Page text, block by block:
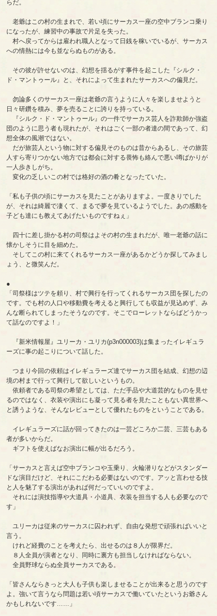
らだ。
老爺はこの村の生まれで、若い頃にサーカス一座の空中ブランコ乗り
になったが、練習中の事故で片足を失った。
村へ戻ってからは雇われ職人となって日銭を稼いでいるが、サーカス
への情熱には今も並ならぬものがある。
その彼が許せないのは、幻想を揺るがす事件を起こした『シルク・
ド・マントゥール』と、それによって生まれたサーカスへの偏見だ。
勿論多くのサーカス一座は老爺の言うように人々を楽しませようと
日々研鑽を積み、夢を売ることに誇りを持っている。
『シルク・ド・マントゥール』の一件でサーカス芸人を詐欺師か強盗
団のように思う者も現れたが、それはごく一部の者達の間であって、幻
想全体の風潮ではない。
だが旅芸人という物に対する偏見そのものは昔からあるし、その旅芸
人すら寄りつかない地方では都会に対する畏怖も絡んで悪い噂ばかりが
一人歩きしがち。
変化の乏しいこの村では格好の酒の肴となったていた。
「私も子供の頃にサーカスを見たことがありますよ。一度きりでした
が、それは綺麗で凄くて、まるで夢を見ているようでした。あの感動を
子ども達にも教えてあげたいものですねぇ」
四十に差し掛かる村の司祭はよその村の生まれだが、唯一老爺の話に
懐かしそうに目を細めた。
そしてこの村に来てくれるサーカス一座があるかどうか探してみまし
ょう、と微笑んだ。
●
「司祭様はツテを頼り、村で興行を行ってくれるサーカス団を探したの
です。でも村の人口や移動費を考えると興行しても収益が見込めず、み
んな断られてしまったそうなのです。そこでローレットならばどうかっ
て話なのですよ！」
『新米情報屋』ユリーカ・ユリカ(p3n000003)は集まったイレギュラ
ーズに事の起こりについて話した。
つまり今回の依頼はイレギュラーズ達でサーカス団を結成、幻想の辺
境の村まで行って興行して欲しいというもの。
依頼者である司祭の希望としては、ただ手品や大道芸的なものを見せ
るのではなく、衣装や演出にも凝って見る者を見たこともない異世界へ
と誘うような、そんなレビューとして優れたものをということである。
イレギュラーズに話が回ってきたのは一芸どころか二芸、三芸もある
者が多いからだ。
ギフトを使えばなお演出に幅が出るだろう。
「サーカスと言えば空中ブランコや玉乗り、火輪潜りなどがスタンダー
ドな演目だけど、それにこだわる必要はないのです。アッと言わせる技
と人を魅了する演出があれば何だっていいのですよ。
それには演技指導や大道具・小道具、衣装を担当する人も必要なので
す」
ユリーカは従来のサーカスに囚われず、自由な発想で頑張ればいいと
言う。
けれど経費のことを考えたら、出せるのは８人が限界だ。
８人全員が演者となり、同時に裏方も担当しなければならない。
全員野球ならぬ全員サーカスである。
「皆さんならきっと大人も子供も楽しませることが出来ると思うのです
よ。強いて言うなら問題は若い頃サーカスで働いていたというお爺さん
かもしれないです……」